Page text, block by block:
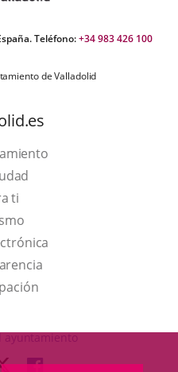
Teléfono:+34 983 426 100
de Valladolid
ti
This
link
will
open
a
ayuntamiento
LINKLINK